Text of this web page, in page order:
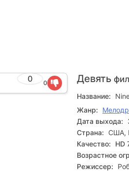
Девять
0 0
Название:
Жанр:
Дата выхода:
Страна: США,
Качество:
HD
Возрастное
Режиссер: